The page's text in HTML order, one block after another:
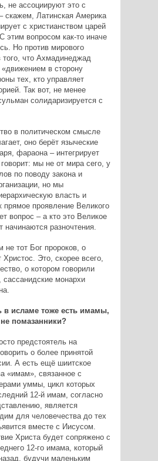
не ассоциируют это с
скажем, Латинская Америка
с христианством царей
этим вопросом как-то иначе
Но против мирового
того, что Ахмадинеджад
в сторону
тех, кто управляет
Так вот, не менее
солидаризируется с
в политическом смысле
оно берёт языческие
фараона – интегрирует
мы не от мира сего, у
по поводу закона и
но мы
власть и
прямое проявление Великого
вопрос – а кто это Великое
начинаются разночтения.
не тот Бог пророков, о
Христос. Это, скорее всего,
о котором говорили
монархи
в исламе тоже есть имамы,
помазанники?
предстоятель на
о более принятой
А есть ещё шиитское
«имам», связанное с
уммы, цикл которых
12-й имам, согласно
является
для человечества до тех
вместе с Иисусом.
Христа будет сопряжено с
12-го имама, который
будучи маленьким